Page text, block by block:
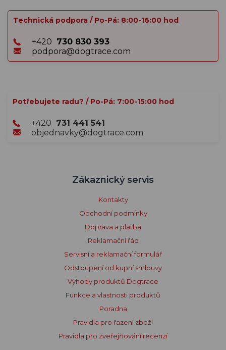
Technická podpora / Po-Pá: 8:00-16:00 hod
+420 730 830 393
podpora@dogtrace.com
Potřebujete radu? / Po-Pá: 7:00-15:00 hod
+420 731 441 541
objednavky@dogtrace.com
Zákaznický servis
Kontakty
Obchodní podmínky
Doprava a platba
Reklamační řád
Servisní a reklamační formulář
Odstoupení od kupní smlouvy
Výhody produktů Dogtrace
Funkce a vlastnosti produktů
Poradna
Pravidla pro řazení zboží
Pravidla pro zveřejňování recenzí